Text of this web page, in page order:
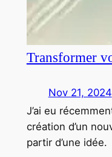
Transformer
Nov 21, 2024
J’ai eu
création d’un
partir d’une idée.